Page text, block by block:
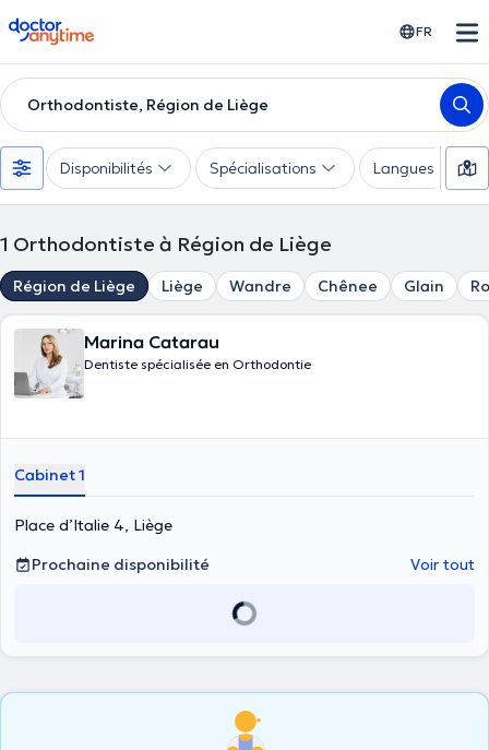
doctoranytime FR
Orthodontiste, Région de Liège
Disponibilités Spécialisations Langues
1 Orthodontiste à Région de Liège
Région de Liège Liège Wandre Chênee Glain
Marina Catarau
Dentiste spécialisée en Orthodontie
Cabinet 1
Place d’Italie 4, Liège
Prochaine disponibilité
Voir tout